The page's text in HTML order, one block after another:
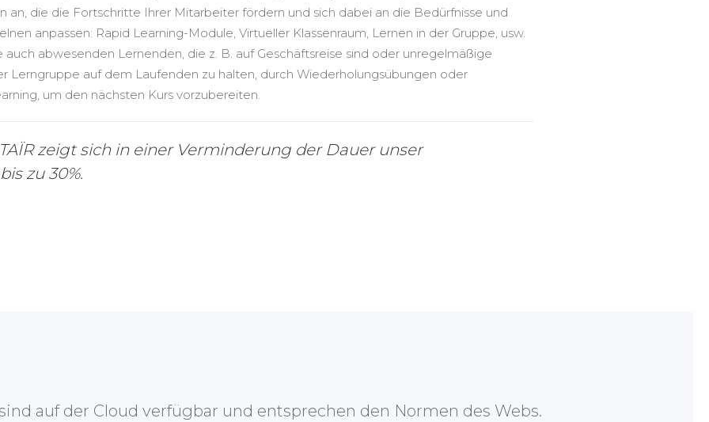
an, die die Fortschritte Ihrer Mitarbeiter fördern und sich dabei an die Bedürfnisse und
anpassen: Rapid Learning-Module, Virtueller Klassenraum, Lernen in der Gruppe, usw.
auch abwesenden Lernenden, die z. B. auf Geschäftsreise sind oder unregelmäßige
Lerngruppe auf dem Laufenden zu halten, durch Wiederholungsübungen oder
um den nächsten Kurs vorzubereiten.
zeigt sich in einer Verminderung der Dauer unser
zu 30%.
auf der Cloud verfügbar und entsprechen den Normen des Webs.